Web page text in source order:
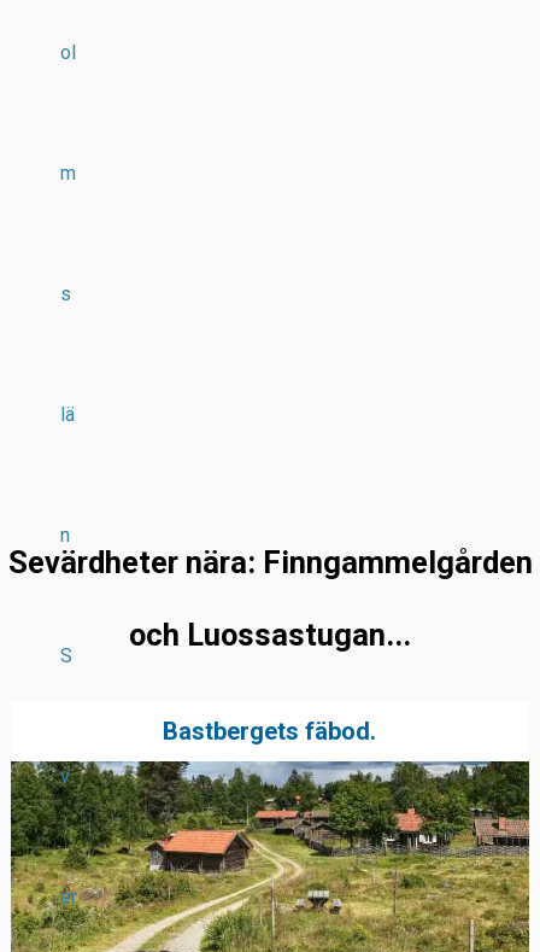
ol
m
s
lä
n
S
v
er
Sevärdheter nära: Finngammelgården
och Luossastugan...
Bastbergets fäbod.